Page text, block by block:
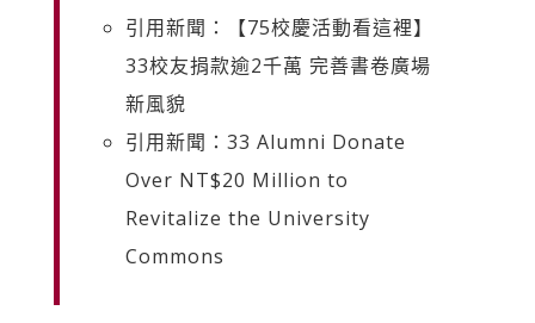
引用新聞：【75校慶活動看這裡】
33校友捐款逾2千萬 完善書卷廣場
新風貌
引用新聞：33 Alumni Donate
Over NT$20 Million to
Revitalize the University
Commons